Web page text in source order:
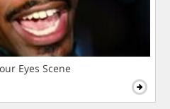
Eyes Scene